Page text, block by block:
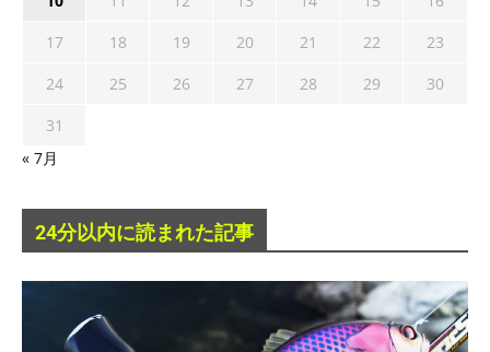
17
18 19 20 21 22
23
24
25 26 27 28 29
30
31
« 7月
24分以内に読まれた記事